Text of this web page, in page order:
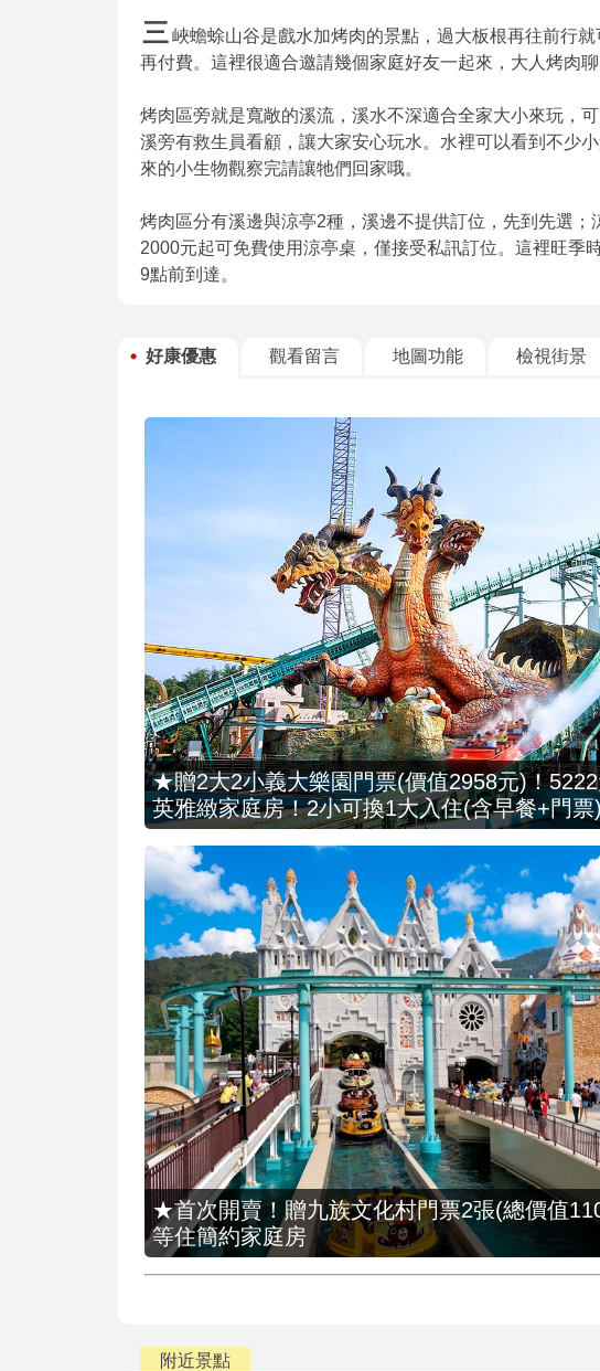
三峽蟾蜍山谷是戲水加烤肉的景點，過大板根再往前行
再付費。這裡很適合邀請幾個家庭好友一起來，大人烤肉聊
烤肉區旁就是寬敞的溪流，溪水不深適合全家大小來玩，
溪旁有救生員看顧，讓大家安心玩水。水裡可以看到不少
來的小生物觀察完請讓牠們回家哦。
烤肉區分有溪邊與涼亭2種，溪邊不提供訂位，先到先選
2000元起可免費使用涼亭桌，僅接受私訊訂位。這裡旺季
9點前到達。
好康優惠 觀看留言 地圖功能 檢視街景
★贈2大2小義大樂園門票(價值2958元)！
英雅緻家庭房！2小可換1大入住(含早餐+門票
★首次開賣！贈九族文化村門票2張(總價值
等住簡約家庭房
附近景點